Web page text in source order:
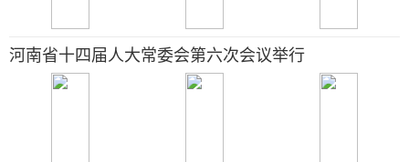
河南省十四届人大常委会第六次会议举行